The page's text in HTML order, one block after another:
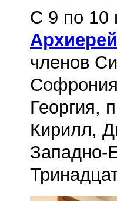
С 9 по 10
членов
Георгия,
Кирилл,
Западно-